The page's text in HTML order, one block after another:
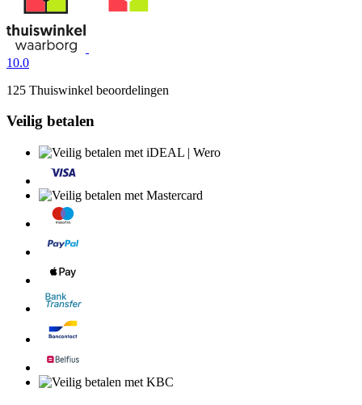
10.0
125 Thuiswinkel beoordelingen
Veilig betalen